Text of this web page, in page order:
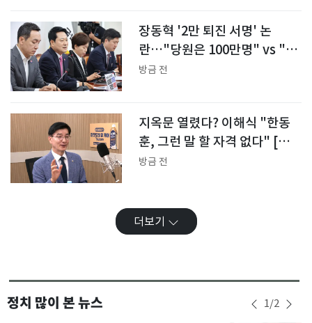
장동혁 '2만 퇴진 서명' 논
란…"당원은 100만명" vs "짠
물 선동과 달라"
방금 전
지옥문 열렸다? 이해식 "한동
훈, 그런 말 할 자격 없다" [팩
트앤뷰]
방금 전
더보기
정치 많이 본 뉴스 1/2